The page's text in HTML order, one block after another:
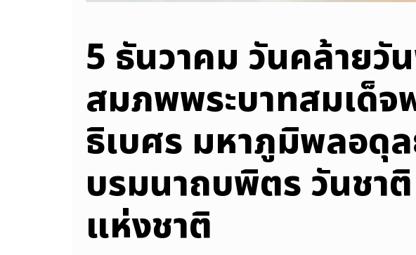
5 ธันวาคม วันคล้ายวั
สมภพพระบาทสมเด็จ
ธิเบศร มหาภูมิพลอดุ
บรมนาถบพิตร วันชา
แห่งชาติ